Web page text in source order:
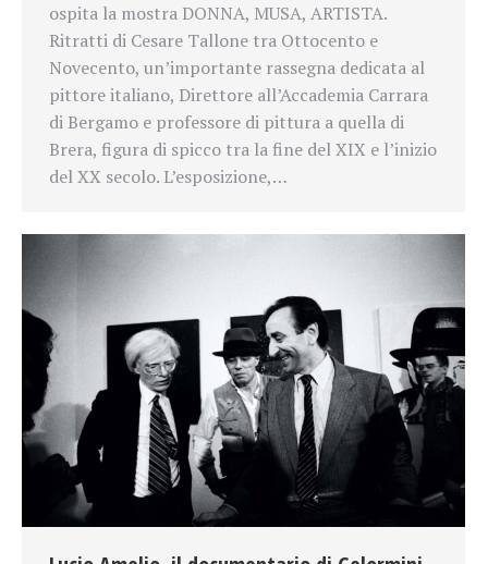
ospita la mostra DONNA, MUSA, ARTISTA.
Ritratti di Cesare Tallone tra Ottocento e
Novecento, un’importante rassegna dedicata al
pittore italiano, Direttore all’Accademia Carrara
di Bergamo e professore di pittura a quella di
Brera, figura di spicco tra la fine del XIX e l’inizio
del XX secolo. L’esposizione,…